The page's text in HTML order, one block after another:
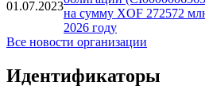
01.07.2023
на сумму XOF 272572
2026 году
Все новости организации
Идентификаторы